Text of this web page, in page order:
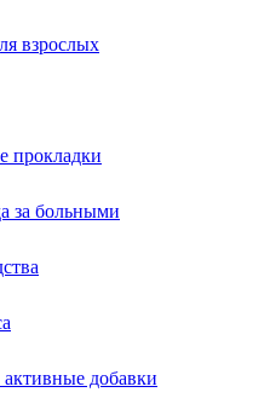
взрослых
прокладки
за больными
добавки